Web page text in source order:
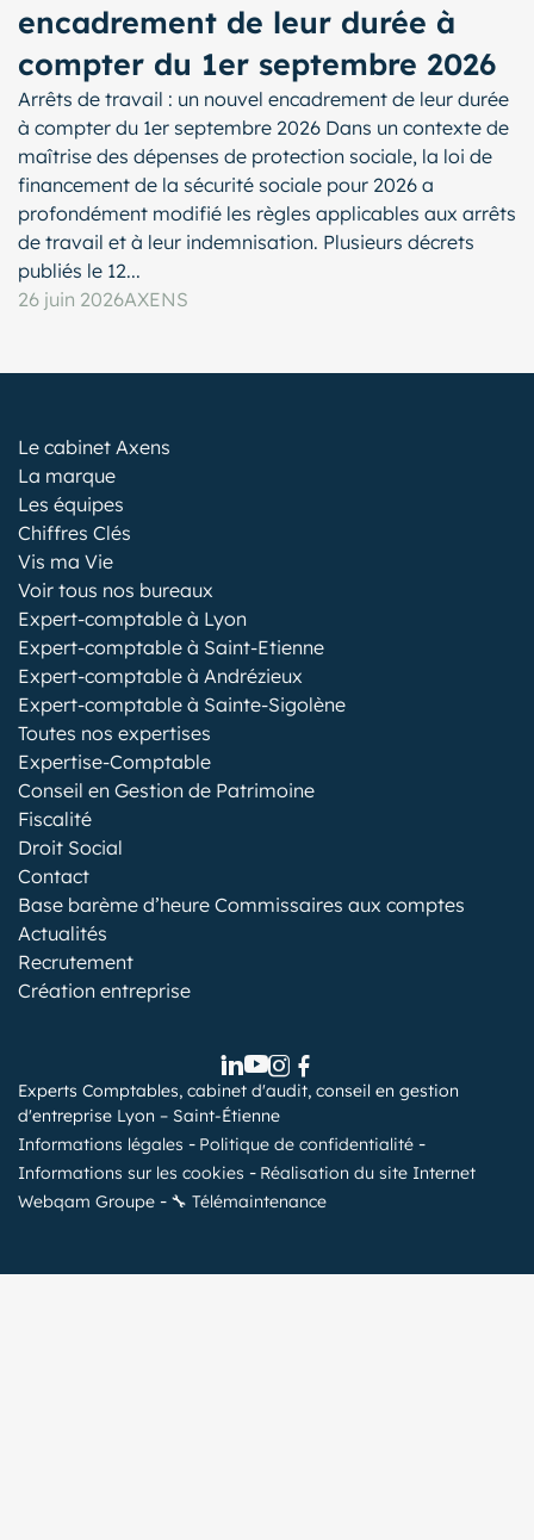
encadrement de leur durée à
compter du 1er septembre 2026
Arrêts de travail : un nouvel encadrement de leur durée
à compter du 1er septembre 2026 Dans un contexte de
maîtrise des dépenses de protection sociale, la loi de
financement de la sécurité sociale pour 2026 a
profondément modifié les règles applicables aux arrêts
de travail et à leur indemnisation. Plusieurs décrets
publiés le 12...
26 juin 2026AXENS
Le cabinet Axens
La marque
Les équipes
Chiffres Clés
Vis ma Vie
Voir tous nos bureaux
Expert-comptable à Lyon
Expert-comptable à Saint-Etienne
Expert-comptable à Andrézieux
Expert-comptable à Sainte-Sigolène
Toutes nos expertises
Expertise-Comptable
Conseil en Gestion de Patrimoine
Fiscalité
Droit Social
Contact
Base barème d’heure Commissaires aux comptes
Actualités
Recrutement
Création entreprise
Experts Comptables, cabinet d'audit, conseil en gestion
d'entreprise Lyon – Saint-Étienne
Informations légales
Politique de confidentialité
Informations sur les cookies
Réalisation du site Internet
Webqam Groupe
🔧 Télémaintenance